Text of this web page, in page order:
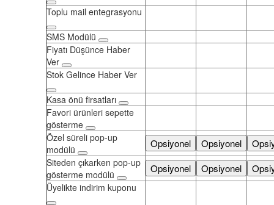
Toplu mail entegrasyonu
SMS Modülü
Fiyatı Düşünce Haber
Ver
Stok Gelince Haber Ver
Kasa önü firsatları
Favori ürünleri sepette
gösterme
Özel süreli pop-up
modülü
Opsiyonel Opsiyonel
Siteden çıkarken pop-up
gösterme modülü
Opsiyonel Opsiyonel
Üyelikte indirim kuponu